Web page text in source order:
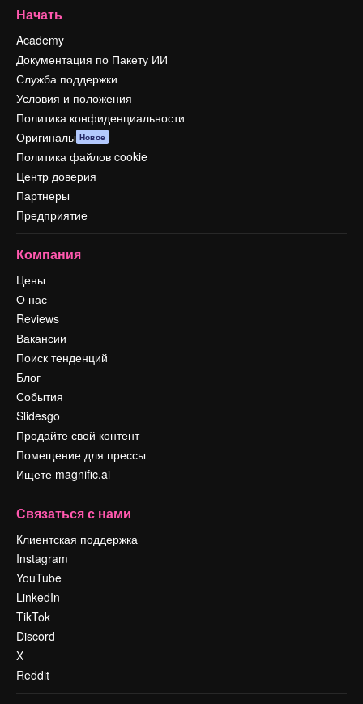
Начать
Academy
Документация по Пакету ИИ
Служба поддержки
Условия и положения
Политика конфиденциальности
Оригиналы Новое
Политика файлов cookie
Центр доверия
Партнеры
Предприятие
Компания
Цены
О нас
Reviews
Вакансии
Поиск тенденций
Блог
События
Slidesgo
Продайте свой контент
Помещение для прессы
Ищете magnific.ai
Связаться с нами
Клиентская поддержка
Instagram
YouTube
LinkedIn
TikTok
Discord
X
Reddit